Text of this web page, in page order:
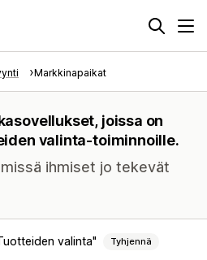
Markkinapaikat
joissa on
valinta-toiminnoille.
ihmiset jo tekevät
valinta Tyhjennä